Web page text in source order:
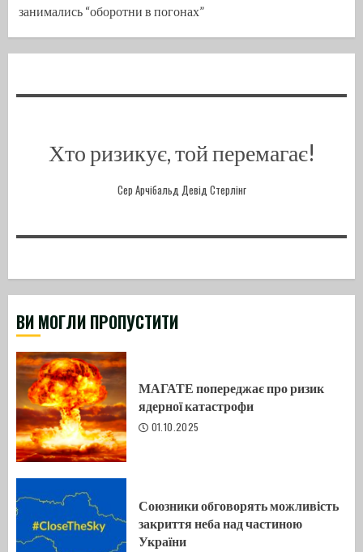
занимались “оборотни в погонах”
Хто ризикує, той перемагає!
Сер Арчібальд Девід Стерлінг
ВИ МОГЛИ ПРОПУСТИТИ
МАГАТЕ попереджає про ризик
ядерної катастрофи
01.10.2025
Союзники обговорять можливість
закриття неба над частиною
України